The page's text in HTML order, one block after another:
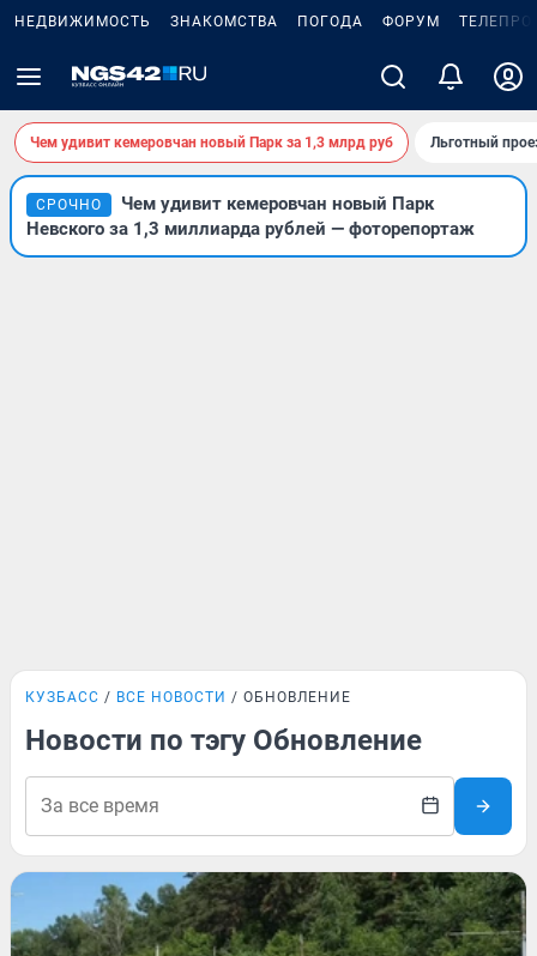
НЕДВИЖИМОСТЬ ЗНАКОМСТВА ПОГОДА ФОРУМ
Чем удивит кемеровчан новый Парк за 1,3 млрд руб Льготный
СРОЧНО
Чем удивит кемеровчан новый Парк
Невского за 1,3 миллиарда рублей — фоторепортаж
КУЗБАСС ВСЕ НОВОСТИ ОБНОВЛЕНИЕ
Новости по тэгу Обновление